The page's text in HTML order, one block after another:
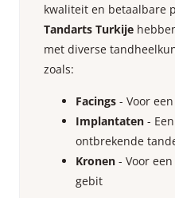
kwaliteit en betaalbare
Tandarts Turkije
met diverse
zoals:
Facings - Voor
Implantaten -
ontbrekende
Kronen - Voor
gebit